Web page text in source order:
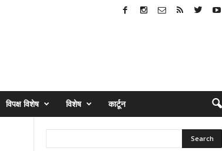
विपक्ष विशेष विशेष कार्टून